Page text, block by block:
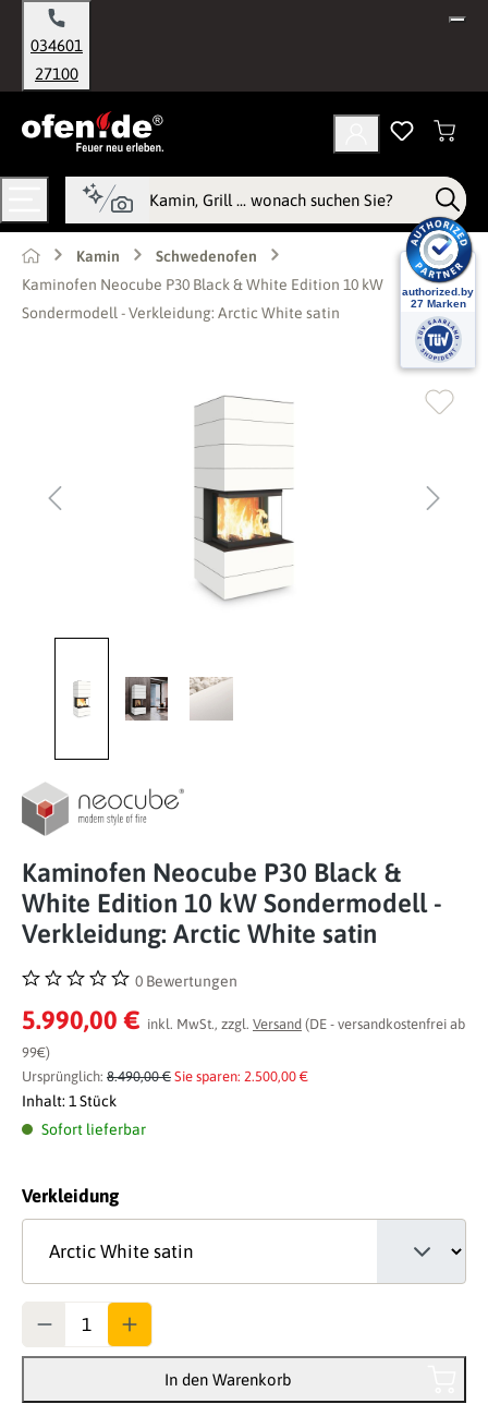
springen
034601
27100
Kamin
Schwedenofen
Kaminofen Neocube P30 Black & White Edition 10 kW
Sondermodell - Verkleidung: Arctic White satin
Kaminofen Neocube P30 Black &
White Edition 10 kW Sondermodell -
Verkleidung: Arctic White satin
Durchschnittliche Bewertung von 0 von 5 Sternen
0 Bewertungen
5.990,00 € inkl. MwSt., zzgl. Versand (DE - versandkostenfrei ab
99€)
Ursprünglich: 8.490,00 € Sie sparen: 2.500,00 €
Inhalt: 1 Stück
Sofort lieferbar
Verkleidungauswählen
In den Warenkorb